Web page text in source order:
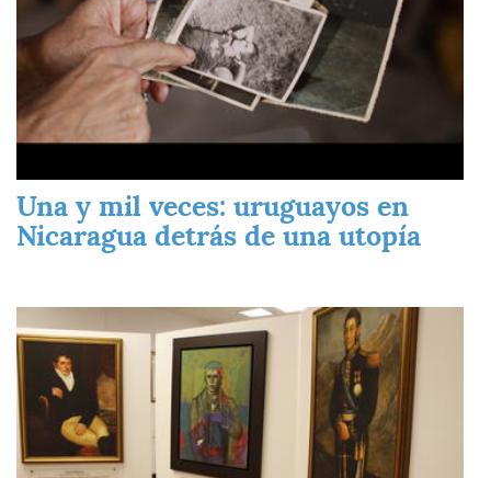
Una y mil veces: uruguayos en
Nicaragua detrás de una utopía